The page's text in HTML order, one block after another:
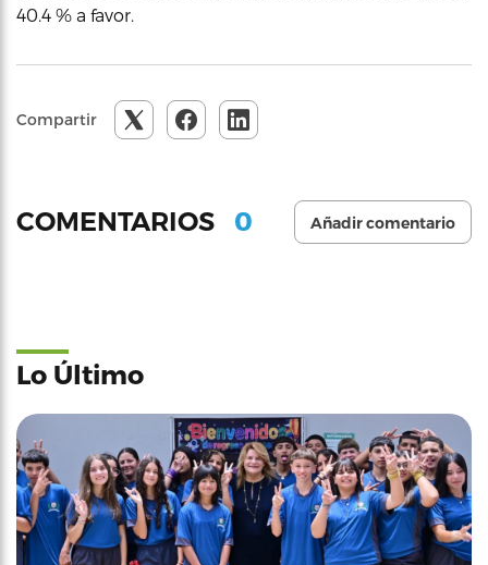
40.4 % a favor.
Compartir
COMENTARIOS 0 Añadir comentario
Lo Último